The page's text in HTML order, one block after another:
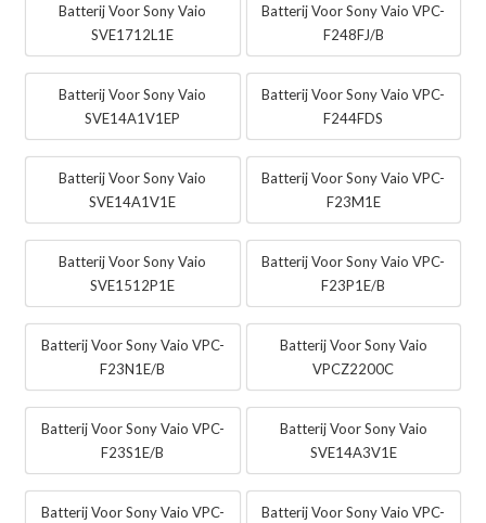
Batterij Voor Sony Vaio
SVE1712L1E
Batterij Voor Sony Vaio VPC-
F248FJ/B
Batterij Voor Sony Vaio
SVE14A1V1EP
Batterij Voor Sony Vaio VPC-
F244FDS
Batterij Voor Sony Vaio
SVE14A1V1E
Batterij Voor Sony Vaio VPC-
F23M1E
Batterij Voor Sony Vaio
SVE1512P1E
Batterij Voor Sony Vaio VPC-
F23P1E/B
Batterij Voor Sony Vaio VPC-
F23N1E/B
Batterij Voor Sony Vaio
VPCZ2200C
Batterij Voor Sony Vaio VPC-
F23S1E/B
Batterij Voor Sony Vaio
SVE14A3V1E
Batterij Voor Sony Vaio VPC-
Batterij Voor Sony Vaio VPC-